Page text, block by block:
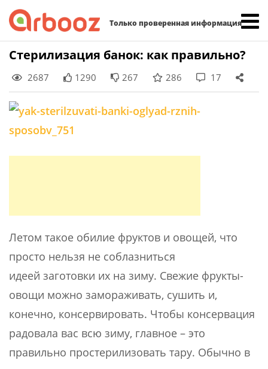
Только проверенная информация
Skip
content
Стерилизация банок: как правильно?
2687 1290 267 286 17
Летом такое обилие фруктов и овощей, что
просто нельзя не соблазниться
идеей заготовки их на зиму. Свежие фрукты-
овощи можно замораживать, сушить и,
конечно, консервировать. Чтобы консервация
радовала вас всю зиму, главное – это
правильно простерилизовать тару. Обычно в
Найти: